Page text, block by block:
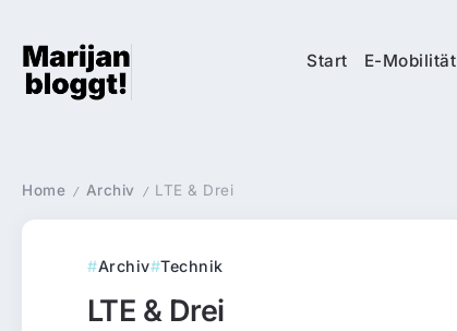
Start E-Mobilität
Home / Archiv / LTE & Drei
Archiv Technik
LTE & Drei